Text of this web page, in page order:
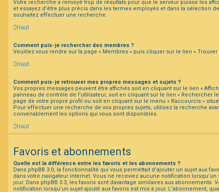
Votre recherche a renvoyé trop de résultats pour que le serveur puisse les
et essayez d’être plus précis dans les termes employés et dans la sélection
souhaitez effectuer une recherche.
Haut
Comment puis-je rechercher des membres ?
Veuillez vous rendre sur la page « Membres » puis cliquer sur le lien «
Haut
Comment puis-je retrouver mes propres messages et sujets ?
Vos propres messages peuvent être affichés soit en cliquant sur le lien «
panneau de contrôle de l’utilisateur, soit en cliquant sur le lien « Rechercher
page de votre propre profil ou soit en cliquant sur le menu « Raccourcis »
Pour effectuer une recherche de vos propres sujets, utilisez la recherche
convenablement les options qui vous sont disponibles.
Haut
Favoris et abonnements
Quelle est la différence entre les favoris et les abonnements ?
Dans phpBB 3.0, la fonctionnalité qui vous permettait d’ajouter un sujet aux
dans votre navigateur internet. Vous ne receviez aucune notification lorsqu’un
jour. Dans phpBB 3.3, les favoris sont davantage similaires aux abonnements.
notification lorsqu’un sujet ajouté aux favoris est mis à jour. L’abonnement,